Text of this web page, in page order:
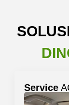
Service